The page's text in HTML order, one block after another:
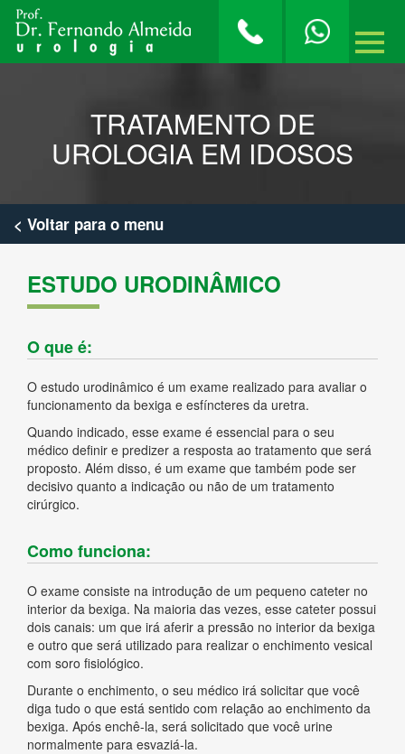
TRATAMENTO DE
UROLOGIA EM IDOSOS
< Voltar para o menu
ESTUDO URODINÂMICO
O que é:
O estudo urodinâmico é um exame realizado para avaliar o
funcionamento da bexiga e esfíncteres da uretra.
Quando indicado, esse exame é essencial para o seu
médico definir e predizer a resposta ao tratamento que será
proposto. Além disso, é um exame que também pode ser
decisivo quanto a indicação ou não de um tratamento
cirúrgico.
Como funciona:
O exame consiste na introdução de um pequeno cateter no
interior da bexiga. Na maioria das vezes, esse cateter possui
dois canais: um que irá aferir a pressão no interior da bexiga
e outro que será utilizado para realizar o enchimento vesical
com soro fisiológico.
Durante o enchimento, o seu médico irá solicitar que você
diga tudo o que está sentido com relação ao enchimento da
bexiga. Após enchê-la, será solicitado que você urine
normalmente para esvaziá-la.